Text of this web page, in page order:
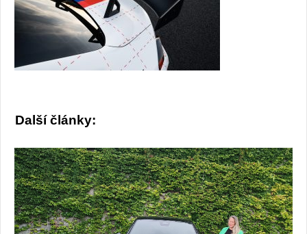
Další články: